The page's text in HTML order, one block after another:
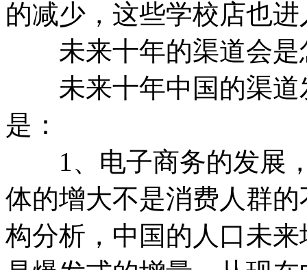
的减少，这些学校店也
未来十年的渠道会是
未来十年中国的渠道
是：
1、电子商务的发展，
体的增大不是消费人群
构分析，中国的人口未